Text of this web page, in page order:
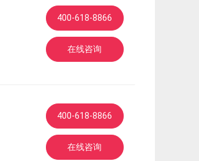
400-618-8866
在线咨询
400-618-8866
在线咨询